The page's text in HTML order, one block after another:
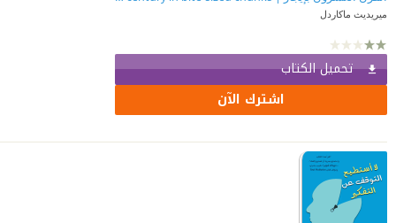
ميريديث ماكاردل
تحميل الكتاب
اشترك الآن